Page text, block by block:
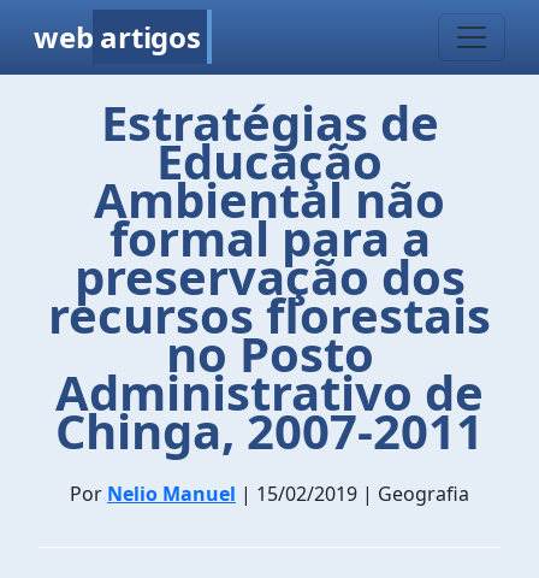
web artigos
Estratégias de
Educação
Ambiental não
formal para a
preservação dos
recursos florestais
no Posto
Administrativo de
Chinga, 2007-2011
Por Nelio Manuel | 15/02/2019 | Geografia